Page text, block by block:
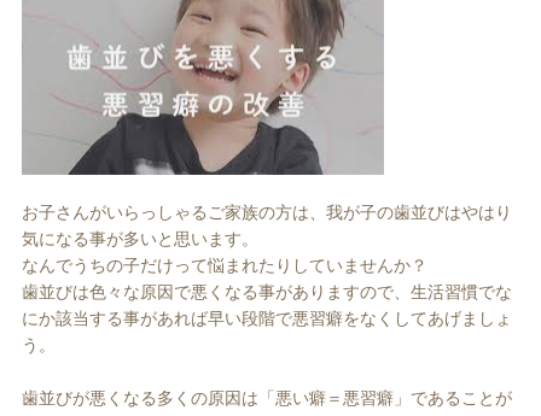
ホワイトエッセンス ホワイトニング料金表
歯周病治療 インプラント
お子さんがいらっしゃるご家族の方は、我が子の歯並びはやはり
気になる事が多いと思います。
なんでうちの子だけって悩まれたりしていませんか？
歯並びは色々な原因で悪くなる事がありますので、生活習慣でな
にか該当する事があれば早い段階で悪習癖をなくしてあげましょ
う。
歯並びが悪くなる多くの原因は「悪い癖＝悪習癖」であることが